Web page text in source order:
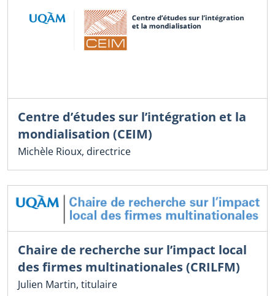
Centre d’études sur l’intégration et la
mondialisation (CEIM)
Michèle Rioux, directrice
Chaire de recherche sur l’impact local
des firmes multinationales (CRILFM)
Julien Martin, titulaire